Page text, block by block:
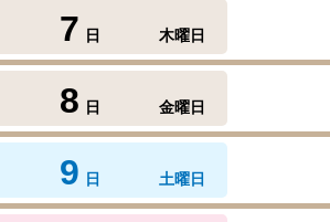
7 日 木曜日
8 日 金曜日
9 日 土曜日